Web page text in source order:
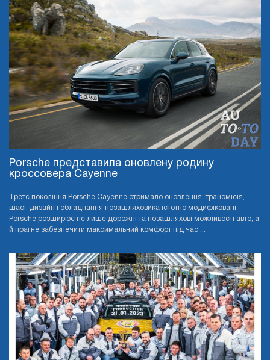
Porsche представила оновлену родину
кроссовера Cayenne
Третє покоління Porsche Cayenne отримало оновлення: трансмісія,
шасі, дизайн і обладнання позашляховика істотно модифіковані.
Porsche розширює не лише дорожні та позашляхові можливості авто, а
й прагне забезпечити максимальний комфорт під час ...